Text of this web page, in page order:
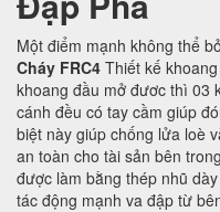
Một điểm mạnh không thể
Cháy FRC4 Thiết kế
khoang đầu mở đươc thì 03
cánh đều có tay cầm giúp
biệt này giúp chống lửa loè
an toàn cho tài sản bên
được làm bằng thép nhũ
tác động mạnh va đập từ